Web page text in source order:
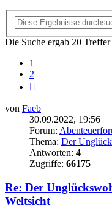
Die Suche ergab 20 Treffer
1
2
von Faeb
30.09.2022, 19:56
Forum:
Thema: Der
Antworten: 4
Zugriffe: 66175
Re: Der
Weltsicht